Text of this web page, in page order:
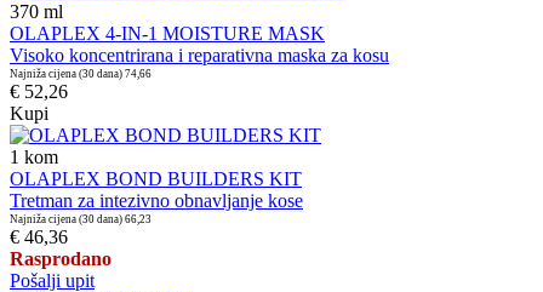
370 ml
OLAPLEX 4-IN-1 MOISTURE MASK
Visoko koncentrirana i reparativna maska za kosu
Najniža cijena (30 dana) 74,66
€ 52,26
Kupi
1 kom
OLAPLEX BOND BUILDERS KIT
Tretman za intezivno obnavljanje kose
Najniža cijena (30 dana) 66,23
€ 46,36
Rasprodano
Pošalji upit